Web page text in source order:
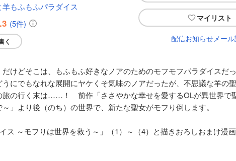
マイリスト
配信お知らせメール
もふもふパラダイス
(5件)
く
だけどそこは、もふもふ好きなノアのためのモフモフパラダイ
にでもなれな展開にヤケくそ気味のノアだったが、不思議な羊の
旅の行く末は……！ 前作「ささやかな幸せを愛するOLが異世界で
」より後（のち）の世界で、新たな聖女がモフり倒します。
～モフりは世界を救う～」（1）～（4）と描きおろしおまけ漫